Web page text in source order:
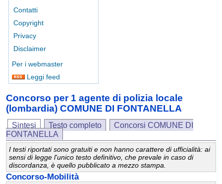
Contatti
Copyright
Privacy
Disclaimer
Per i webmaster
Leggi feed
Concorso per 1 agente di polizia locale
(lombardia) COMUNE DI FONTANELLA
Sintesi Testo completo
Concorsi COMUNE DI
FONTANELLA
I testi riportati sono gratuiti e non hanno carattere di ufficialità: ai
sensi di legge l'unico testo definitivo, che prevale in caso di
discordanza, è quello pubblicato a mezzo stampa.
Concorso-Mobilità